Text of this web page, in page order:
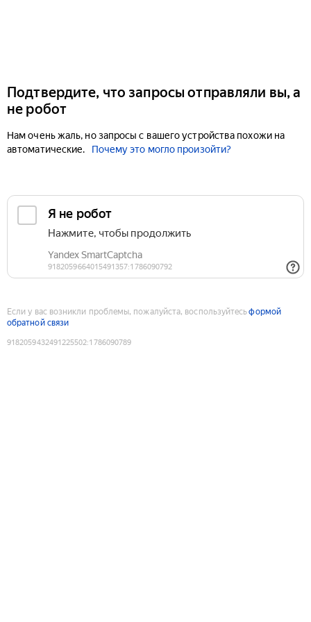
Подтвердите, что запросы отправляли вы, а
не робот
Нам очень жаль, но запросы с вашего устройства похожи на
автоматические.
Почему это могло произойти?
Если у вас возникли проблемы, пожалуйста, воспользуйтесьформой
обратной связи
9182059432491225502:1786090789